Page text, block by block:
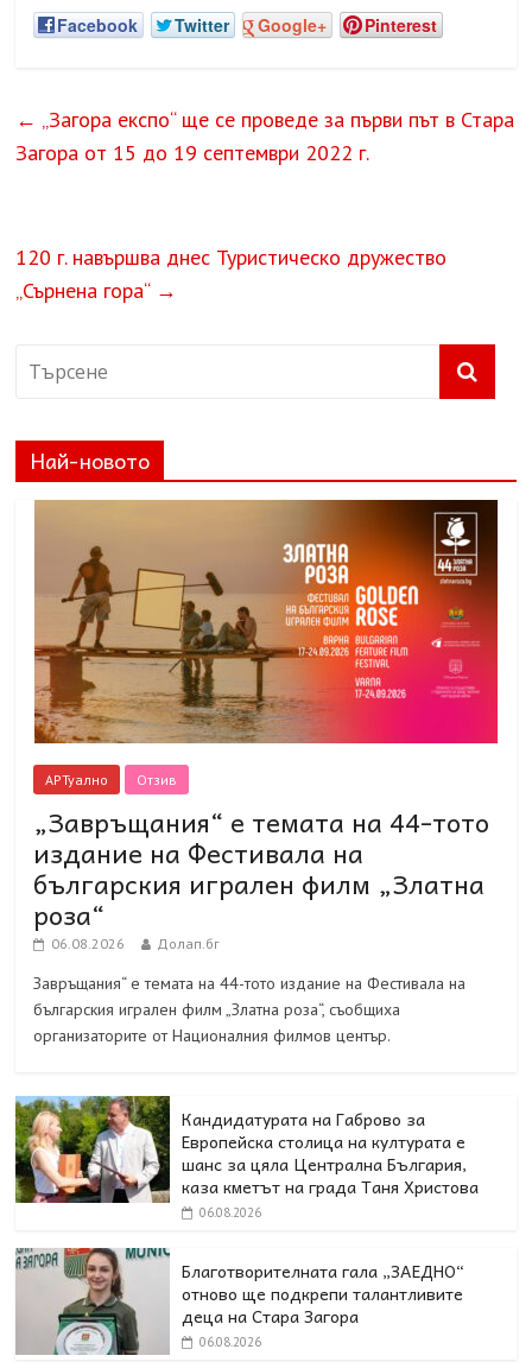
Facebook Twitter Google+ Pinterest
← „Загора експо“ ще се проведе за първи път в Стара
Загора от 15 до 19 септември 2022 г.
120 г. навършва днес Туристическо дружество
„Сърнена гора“ →
Най-новото
АРТуално Отзив
„Завръщания“ е темата на 44-тото
издание на Фестивала на
българския игрален филм „Златна
роза“
06.08.2026 Долап.бг
Завръщания“ е темата на 44-тото издание на Фестивала на
българския игрален филм „Златна роза“, съобщиха
организаторите от Националния филмов център.
Кандидатурата на Габрово за
Европейска столица на културата е
шанс за цяла Централна България,
каза кметът на града Таня Христова
06.08.2026
Благотворителната гала „ЗАЕДНО“
отново ще подкрепи талантливите
деца на Стара Загора
06.08.2026